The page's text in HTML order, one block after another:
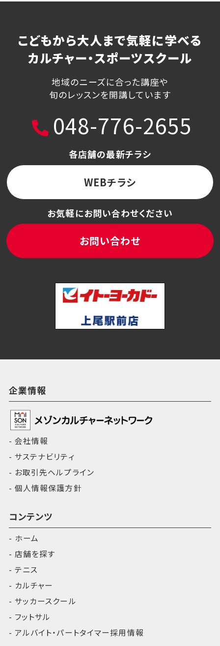
こどもから大人まで気軽に学べる
カルチャー・スポーツスクール
地域のニーズに合った講座や
旬のレッスンを開講しています
048-776-2655
各店舗の最新チラシ
WEBチラシ
お気軽にお問い合わせください
お問い合わせ
企業情報
会社情報
サステナビリティ
お取引先ヘルプライン
個人情報保護方針
コンテンツ
ホーム
店舗を探す
テニス
カルチャー
サッカースクール
フットサル
アルバイト・パートタイマー採用情報